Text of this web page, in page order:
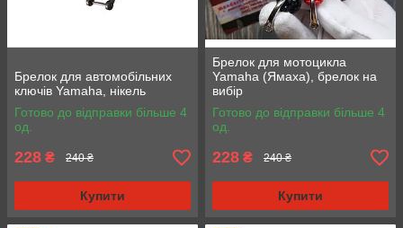
Брелок для автомобільних
ключів Yamaha, нікель
Готово до відправки більше 4
од.
228 ₴ 240 ₴
Купити
Брелок для мотоцикла
Yamaha (Ямаха), брелок на
вибір
Готово до відправки більше 4
од.
228 ₴ 240 ₴
Купити